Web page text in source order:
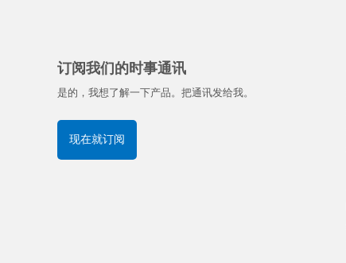
订阅我们的时事通讯
是的，我想了解一下产品。把通讯发给我。
现在就订阅